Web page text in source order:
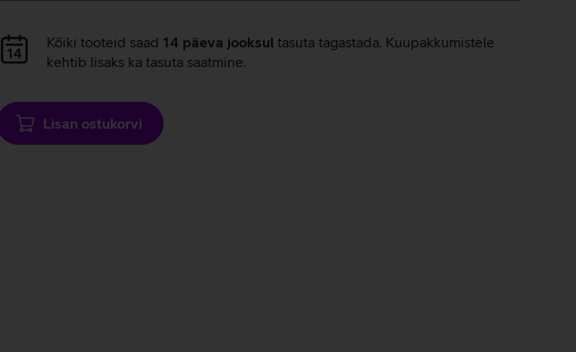
Andmete
laadimine
Kõiki tooteid saad 14 päeva jooksul tasuta tagastada. Kuupakkumistele
kehtib lisaks ka tasuta saatmine.
Lisan ostukorvi